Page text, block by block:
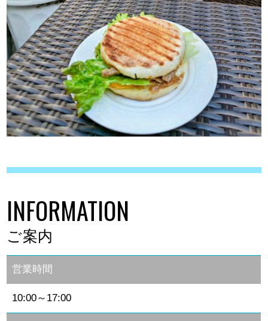
INFORMATION
ご案内
営業時間
10:00～17:00